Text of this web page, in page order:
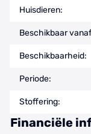
Huisdieren:
Beschikbaar
Beschikbaarheid:
Periode:
Stoffering:
Financiële